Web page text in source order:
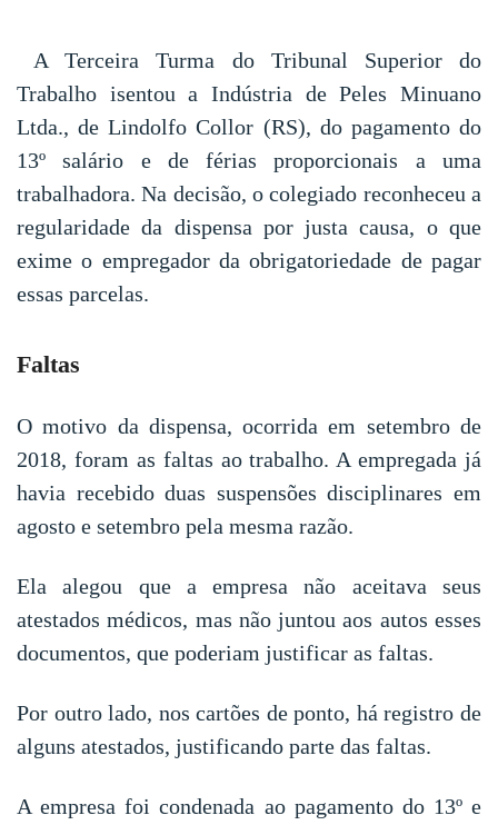
A Terceira Turma do Tribunal Superior do
Trabalho isentou a Indústria de Peles Minuano
Ltda., de Lindolfo Collor (RS), do pagamento do
13º salário e de férias proporcionais a uma
trabalhadora. Na decisão, o colegiado reconheceu a
regularidade da dispensa por justa causa, o que
exime o empregador da obrigatoriedade de pagar
essas parcelas.
Faltas
O motivo da dispensa, ocorrida em setembro de
2018, foram as faltas ao trabalho. A empregada já
havia recebido duas suspensões disciplinares em
agosto e setembro pela mesma razão.
Ela alegou que a empresa não aceitava seus
atestados médicos, mas não juntou aos autos esses
documentos, que poderiam justificar as faltas.
Por outro lado, nos cartões de ponto, há registro de
alguns atestados, justificando parte das faltas.
A empresa foi condenada ao pagamento do 13º e